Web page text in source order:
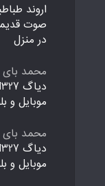
اروند
در منزل
محمد
موبایل و
محمد
موبایل و